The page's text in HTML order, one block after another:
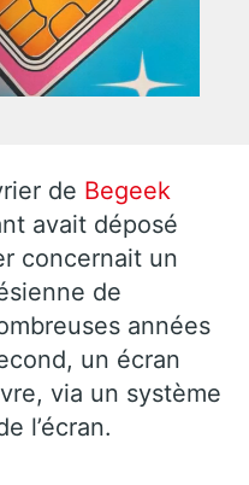
de Begeek
avait déposé
concernait un
de
années
un écran
via un système
l’écran.